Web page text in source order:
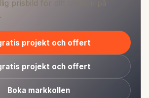
prisbild för ditt uterum på
projekt och offert
projekt och offert
Boka markkollen